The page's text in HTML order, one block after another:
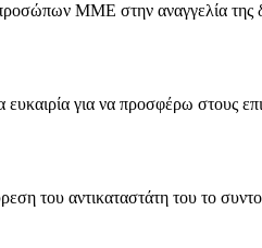
ΜΜΕ στην αναγγελία
για να προσφέρω στους
του αντικαταστάτη του το